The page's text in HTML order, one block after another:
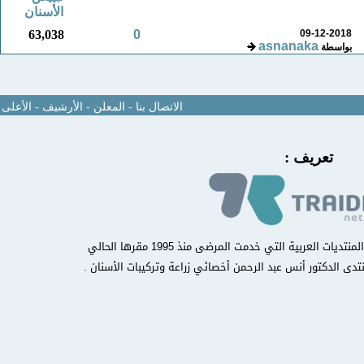
الأسنان
09-12-2018
بواسطة asnanaka
0
63,038
الاتصال بنا - المعلن - الأرشيف - الأعلى
تعريف :
منتدى مركز أسنانك الدولي من أوائل المنتديات العربية التي خدمت المرضى منذ 1995 مقرها الحالي
الدكتور أنس عبد الرحمن أخصائي زراعة وتركيبات الأسنان .